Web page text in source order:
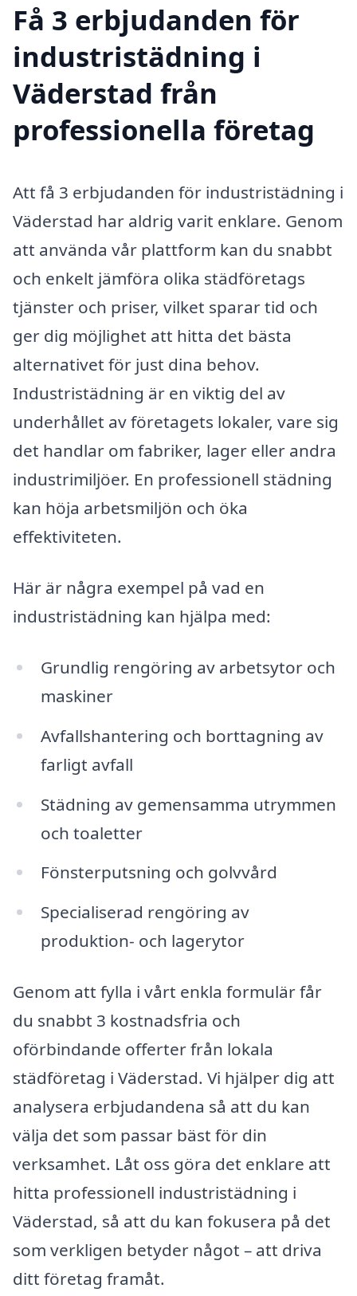
Få 3 erbjudanden för
industristädning i
Väderstad från
professionella företag
Att få 3 erbjudanden för industristädning i
Väderstad har aldrig varit enklare. Genom
att använda vår plattform kan du snabbt
och enkelt jämföra olika städföretags
tjänster och priser, vilket sparar tid och
ger dig möjlighet att hitta det bästa
alternativet för just dina behov.
Industristädning är en viktig del av
underhållet av företagets lokaler, vare sig
det handlar om fabriker, lager eller andra
industrimiljöer. En professionell städning
kan höja arbetsmiljön och öka
effektiviteten.
Här är några exempel på vad en
industristädning kan hjälpa med:
Grundlig rengöring av arbetsytor och
maskiner
Avfallshantering och borttagning av
farligt avfall
Städning av gemensamma utrymmen
och toaletter
Fönsterputsning och golvvård
Specialiserad rengöring av
produktion- och lagerytor
Genom att fylla i vårt enkla formulär får
du snabbt 3 kostnadsfria och
oförbindande offerter från lokala
städföretag i Väderstad. Vi hjälper dig att
analysera erbjudandena så att du kan
välja det som passar bäst för din
verksamhet. Låt oss göra det enklare att
hitta professionell industristädning i
Väderstad, så att du kan fokusera på det
som verkligen betyder något – att driva
ditt företag framåt.